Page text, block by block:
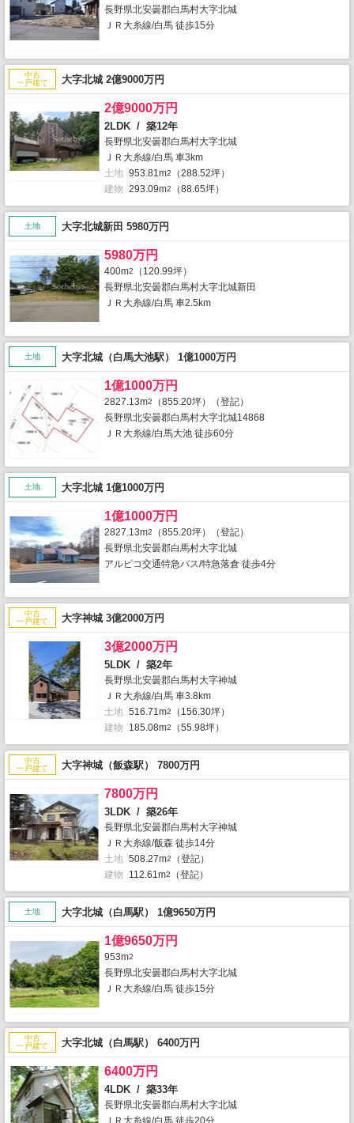
長野県北安曇郡白馬村大字北城
ＪＲ大糸線/白馬 徒歩15分
中古
一戸建て
大字北城 2億9000万円
2億9000万円
2LDK / 築12年
長野県北安曇郡白馬村大字北城
ＪＲ大糸線/白馬 車3km
土地 953.81m2
（288.52坪）
建物 293.09m2 （88.65坪）
土地 大字北城新田 5980万円
5980万円
400m2
（120.99坪）
長野県北安曇郡白馬村大字北城新田
ＪＲ大糸線/白馬 車2.5km
土地 大字北城（白馬大池駅） 1億1000万円
1億1000万円
2827.13m2
（855.20坪）（登記）
長野県北安曇郡白馬村大字北城14868
ＪＲ大糸線/白馬大池 徒歩60分
土地 大字北城 1億1000万円
1億1000万円
2827.13m2
（855.20坪）（登記）
長野県北安曇郡白馬村大字北城
アルピコ交通特急バス/特急落倉 徒歩4分
中古
一戸建て
大字神城 3億2000万円
3億2000万円
5LDK / 築2年
長野県北安曇郡白馬村大字神城
ＪＲ大糸線/白馬 車3.8km
土地 516.71m2
（156.30坪）
建物
185.08m2 （55.98坪）
中古
一戸建て
大字神城（飯森駅） 7800万円
7800万円
3LDK / 築26年
長野県北安曇郡白馬村大字神城
ＪＲ大糸線/飯森 徒歩14分
土地 508.27m2
（登記）
建物
112.61m2 （登記）
土地 大字北城（白馬駅） 1億9650万円
1億9650万円
953m2
長野県北安曇郡白馬村大字北城
ＪＲ大糸線/白馬 徒歩15分
中古
一戸建て
大字北城（白馬駅） 6400万円
6400万円
4LDK / 築33年
長野県北安曇郡白馬村大字北城
ＪＲ大糸線/白馬 徒歩20分